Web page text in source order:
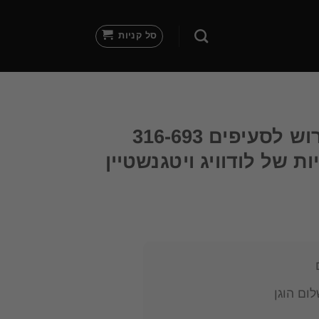
סל קניות
מהסתר לגילוי פירוש לסעיפים 316-693
של לודוויג ויטגנשטיין
הוגן